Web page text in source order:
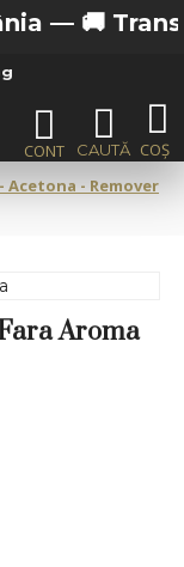
—🚚
- Remover
Aroma